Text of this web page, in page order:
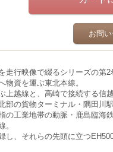
お問
走行映像で綴るシリーズの第2
資を運ぶ東北本線。
越線と、高崎で接続する信越
の貨物ターミナル・隅田川
工業地帯の動脈・鹿島臨海鉄
。
し、それらの先頭に立つ